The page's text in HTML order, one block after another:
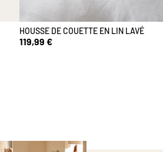
HOUSSE DE COUETTE EN LIN LAVÉ
119,99 €